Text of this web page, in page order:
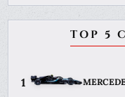
TOP 5
1